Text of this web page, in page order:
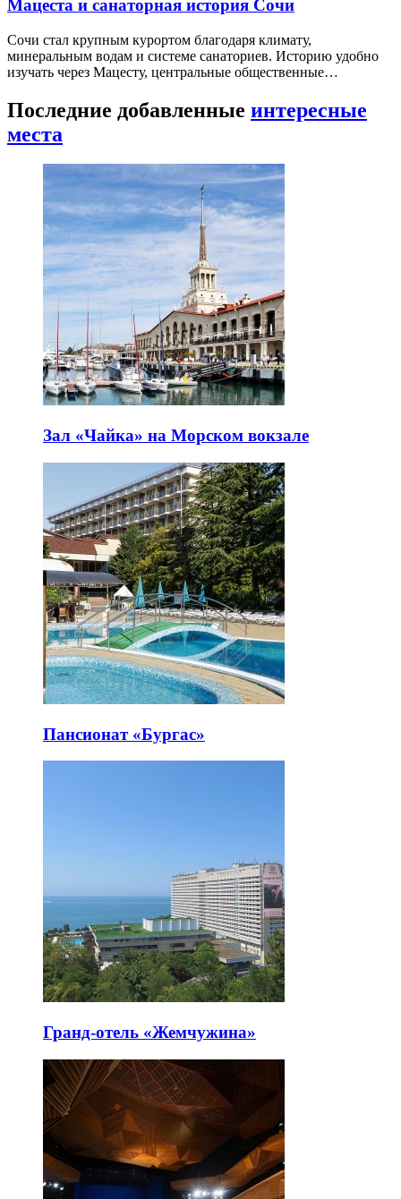
Мацеста и санаторная история Сочи
Сочи стал крупным курортом благодаря климату,
минеральным водам и системе санаториев. Историю удобно
изучать через Мацесту, центральные общественные…
Последние добавленные интересные
места
Зал «Чайка» на Морском вокзале
Пансионат «Бургас»
Гранд-отель «Жемчужина»